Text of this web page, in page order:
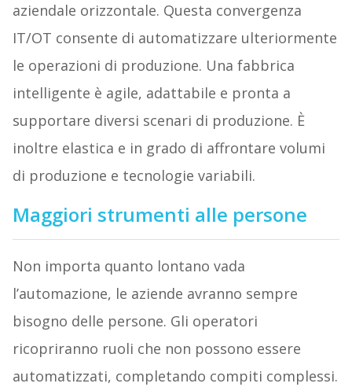
aziendale orizzontale. Questa convergenza
IT/OT consente di automatizzare ulteriormente
le operazioni di produzione. Una fabbrica
intelligente è agile, adattabile e pronta a
supportare diversi scenari di produzione. È
inoltre elastica e in grado di affrontare volumi
di produzione e tecnologie variabili.
Maggiori strumenti alle persone
Non importa quanto lontano vada
l’automazione, le aziende avranno sempre
bisogno delle persone. Gli operatori
ricopriranno ruoli che non possono essere
automatizzati, completando compiti complessi.